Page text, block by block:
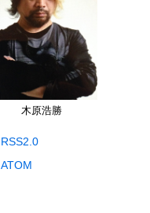
木原浩勝
RSS2.0
ATOM